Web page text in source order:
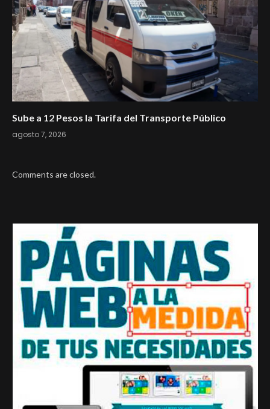
Sube a 12 Pesos la Tarifa del Transporte Público
agosto 7, 2026
Comments are closed.